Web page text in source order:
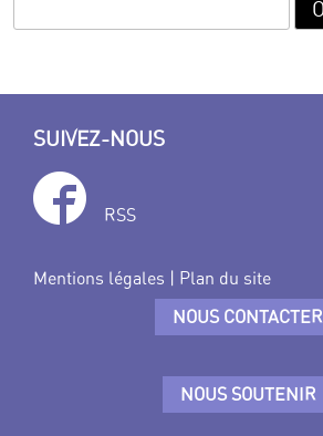
SUIVEZ-NOUS
RSS
Mentions légales | Plan du site
NOUS CONTACTER
NOUS SOUTENIR